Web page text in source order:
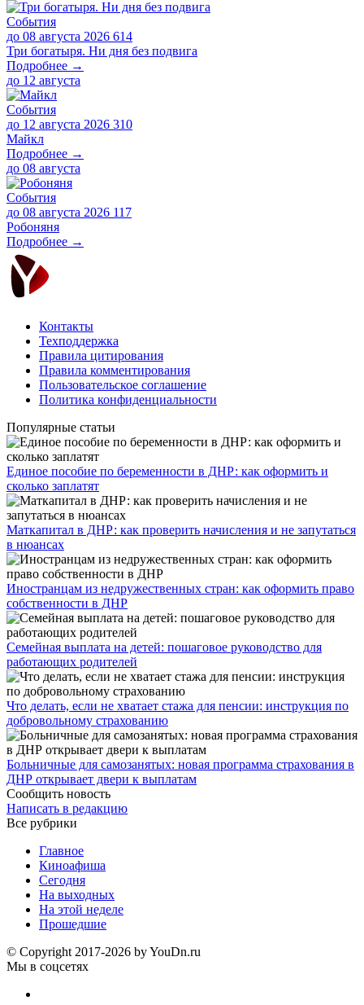
События
до 08 августа 2026 614
Три богатыря. Ни дня без подвига
Подробнее →
до 12 августа
События
до 12 августа 2026 310
Майкл
Подробнее →
до 08 августа
События
до 08 августа 2026 117
Робоняня
Подробнее →
Контакты
Техподдержка
Правила цитирования
Правила комментирования
Пользовательское соглашение
Политика конфиденциальности
Популярные статьи
Единое пособие по беременности в ДНР: как оформить и
сколько заплатят
​Маткапитал в ДНР: как проверить начисления и не запутаться
в нюансах
Иностранцам из недружественных стран: как оформить право
собственности в ДНР
Семейная выплата на детей: пошаговое руководство для
работающих родителей
Что делать, если не хватает стажа для пенсии: инструкция по
добровольному страхованию
Больничные для самозанятых: новая программа страхования в
ДНР открывает двери к выплатам
Сообщить новость
Написать в редакцию
Все рубрики
Главное
Киноафиша
Сегодня
На выходных
На этой неделе
Прошедшие
© Copyright 2017-2026 by YouDn.ru
Мы в соцсетях